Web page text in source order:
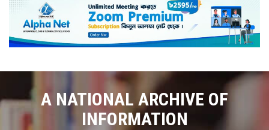
A NATIONAL ARCHIVE OF
INFORMATION